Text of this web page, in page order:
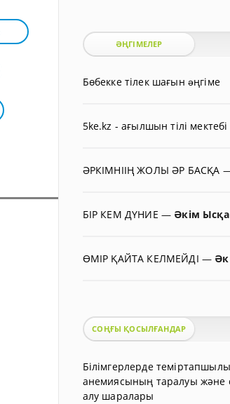
ӘҢГІМЕЛЕР
Бөбекке тілек шағын əңгіме
5ke.kz - ағылшын тілі мектебі
ӘРКІМНІІҢ ЖОЛЫ ӘР БАСҚА
БІР КЕМ ДҮНИЕ — Әкім
ӨМІР ҚАЙТА КЕЛМЕЙДІ —
СОҢҒЫ ҚОСЫЛҒАНДАР
Білімгерлерде
анемиясының таралуы және
алу шаралары